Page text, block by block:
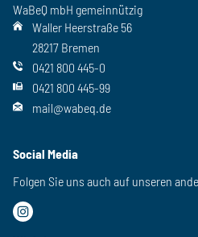
WaBeQ mbH gemeinnützig
Waller Heerstraße 56
28217 Bremen
0421 800 445-0
0421 800 445-99
mail@wabeq.de
Social Media
Folgen Sie uns auch auf unseren